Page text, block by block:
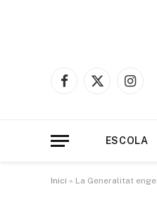
Facebook
X
ESCOLA
Inici » La Generalitat